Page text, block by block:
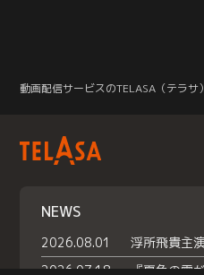
動画配信サービスのTELASA（テラサ）
NEWS
2026.08.01
2026.07.18